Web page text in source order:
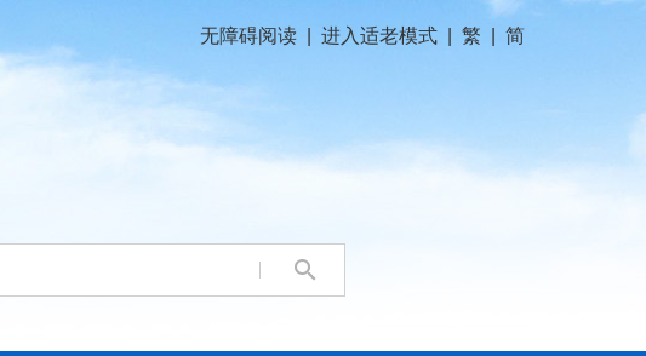
无障碍阅读 进入适老模式 繁 简